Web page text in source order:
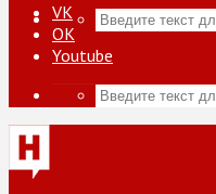
VK
ОК
Youtube